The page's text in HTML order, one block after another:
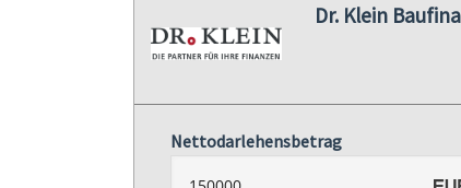
Dr. Klein
Nettodarlehensbetrag